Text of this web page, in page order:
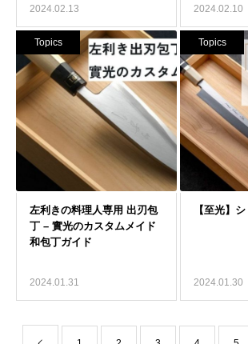
2024.02.13 2024.02.10
Topics
2024.01.31
Topics
2024.01.30